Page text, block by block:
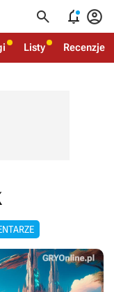
  
Listy Recenzje